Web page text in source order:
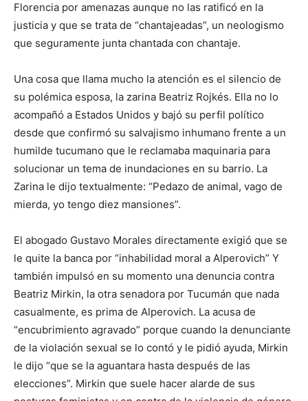
Florencia por amenazas aunque no las ratificó en la
justicia y que se trata de “chantajeadas”, un neologismo
que seguramente junta chantada con chantaje.
Una cosa que llama mucho la atención es el silencio de
su polémica esposa, la zarina Beatriz Rojkés. Ella no lo
acompañó a Estados Unidos y bajó su perfil político
desde que confirmó su salvajismo inhumano frente a un
humilde tucumano que le reclamaba maquinaria para
solucionar un tema de inundaciones en su barrio. La
Zarina le dijo textualmente: “Pedazo de animal, vago de
mierda, yo tengo diez mansiones”.
El abogado Gustavo Morales directamente exigió que se
le quite la banca por “inhabilidad moral a Alperovich” Y
también impulsó en su momento una denuncia contra
Beatriz Mirkin, la otra senadora por Tucumán que nada
casualmente, es prima de Alperovich. La acusa de
“encubrimiento agravado” porque cuando la denunciante
de la violación sexual se lo contó y le pidió ayuda, Mirkin
le dijo “que se la aguantara hasta después de las
elecciones”. Mirkin que suele hacer alarde de sus